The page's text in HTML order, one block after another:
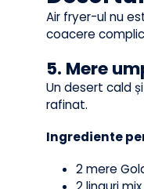
Rezultat:
de legume la
Pont anti-
mirosul de
Air fryer-ul nu
coacere